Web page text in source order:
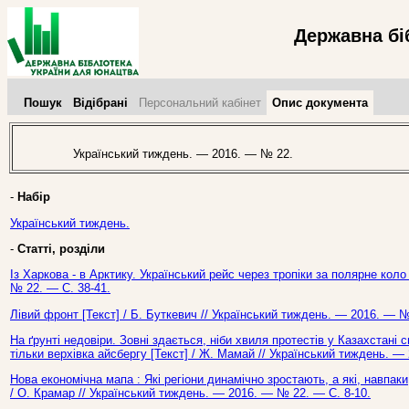
Державна
Пошук Відібрані Персональний кабінет Опис документа
Український тиждень. — 2016. — № 22.
- Набір
Український тиждень.
- Статті, розділи
Із Харкова - в Арктику. Український рейс через тропіки за полярне
№ 22. — С. 38-41.
Лівий фронт [Текст] / Б. Буткевич // Український тиждень. — 2016.
На ґрунті недовіри. Зовні здається, ніби хвиля протестів у
тільки верхівка айсбергу [Текст] / Ж. Мамай // Український
Нова економічна мапа : Які регіони динамічно зростають, а які,
/ О. Крамар // Український тиждень. — 2016. — № 22. — С. 8-10.